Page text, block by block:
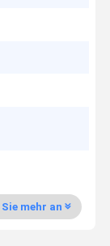
Sie mehr an